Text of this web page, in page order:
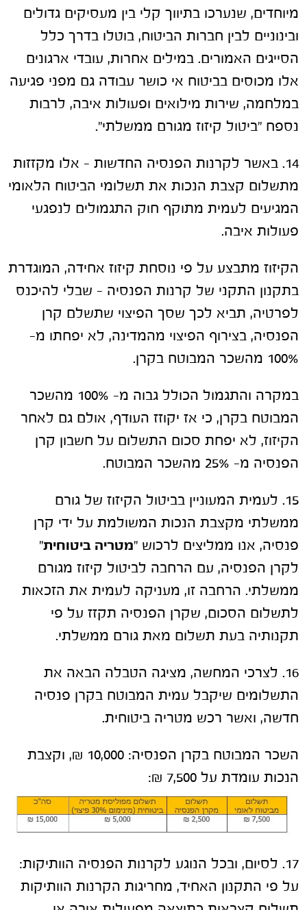
מיוחדים, שנערכו בתיווך קלי בין מעסיקים גדולים
ובינוניים לבין חברות הביטוח, בוטלו בדרך כלל
הסייגים האמורים. במילים אחרות, עובדי ארגונים
אלו מכוסים בביטוח אי כושר עבודה גם מפני פגיעה
במלחמה, שירות מילואים ופעולות איבה, לרבות
נספח "ביטול קיזוז מגורם ממשלתי".
14. באשר לקרנות הפנסיה החדשות – אלו מקזזות
מתשלום קצבת הנכות את תשלומי הביטוח הלאומי
המגיעים לעמית מתוקף חוק התגמולים לנפגעי
פעולות איבה.
הקיזוז מתבצע על פי נוסחת קיזוז אחידה, המוגדרת
בתקנון התקני של קרנות הפנסיה – שבלי להיכנס
לפרטיה, תביא לכך שסך הפיצוי שתשלם קרן
הפנסיה, בצירוף הפיצוי מהמדינה, לא יפחתו מ-
100% מהשכר המבוטח בקרן.
במקרה והתגמול הכולל גבוה מ- 100% מהשכר
המבוטח בקרן, כי אז יקוזז העודף, אולם גם לאחר
הקיזוז, לא יפחת סכום התשלום על חשבון קרן
הפנסיה מ- 25% מהשכר המבוטח.
15. לעמית המעוניין בביטול הקיזוז של גורם
ממשלתי מקצבת הנכות המשולמת על ידי קרן
פנסיה, אנו ממליצים לרכוש "מטריה ביטוחית"
לקרן הפנסיה, עם הרחבה לביטול קיזוז מגורם
ממשלתי. הרחבה זו, מעניקה לעמית את הזכאות
לתשלום הסכום, שקרן הפנסיה תקזז על פי
תקנותיה בעת תשלום מאת גורם ממשלתי.
16. לצרכי המחשה, מציגה הטבלה הבאה את
התשלומים שיקבל עמית המבוטח בקרן פנסיה
חדשה, ואשר רכש מטריה ביטוחית.
השכר המבוטח בקרן הפנסיה: 10,000 ₪, וקצבת
הנכות עומדת על 7,500 ₪:
17. לסיום, ובכל הנוגע לקרנות הפנסיה הוותיקות:
על פי התקנון האחיד, מחריגות הקרנות הוותיקות